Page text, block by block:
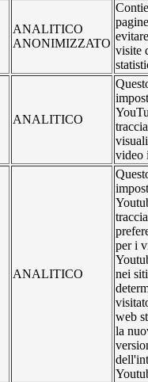
ANALITICO
ANONIMIZZATO
visite
ANALITICO
video
ANALITICO
per i
nei
web
la